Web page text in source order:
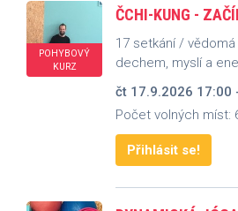
POHYBOVÝ
KURZ
ČCHI-KUNG -
17 setkání /
dechem, myslí a
čt 17.9.2026 17:00
Počet volných míst:
Přihlásit se!